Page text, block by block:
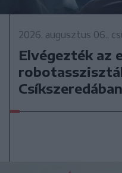
2026. augusztus 06.,
Elvégezték az
Csíkszeredában